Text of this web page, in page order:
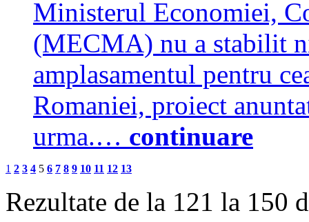
Ministerul Economiei,
(MECMA) nu a stabilit
amplasamentul pentru
Romaniei, proiect
urma.… continuare
1 2 3 4 5 6 7 8 9 10 11 12 13
Rezultate de la 121 la 150